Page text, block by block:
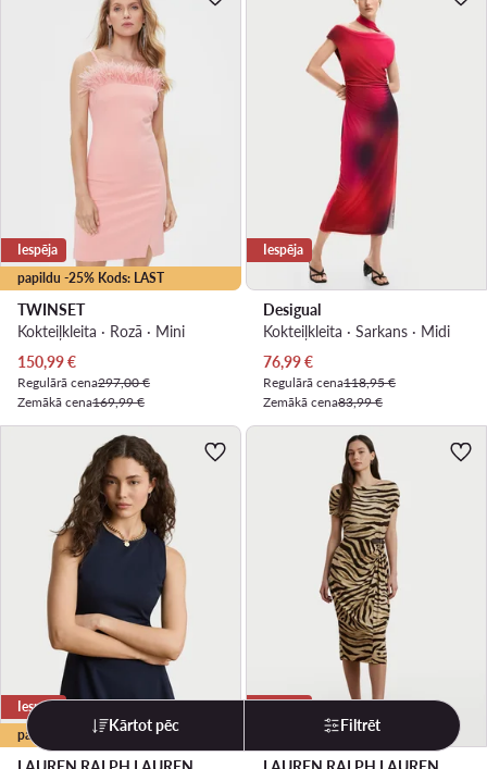
papildu -25% Kods: LAST
Iespēja
TWINSET
Kokteiļkleita · Rozā · Mini
Pašreizējā cena
150,99€
Regulārā cena297,00 €
Zemākā cena169,99 €
Iespēja
Desigual
Kokteiļkleita · Sarkans · Midi
Pašreizējā cena
76,99€
Regulārā cena118,95 €
Zemākā cena83,99 €
papildu -15% Kods: LAST
Iespēja
Kārtot pēc Filtrēt